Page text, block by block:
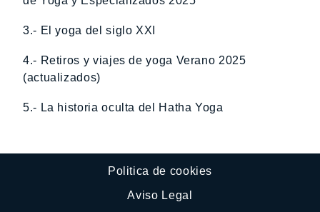
3.- El yoga del siglo XXI
4.- Retiros y viajes de yoga Verano 2025
(actualizados)
5.- La historia oculta del Hatha Yoga
Politica de cookies
Aviso Legal